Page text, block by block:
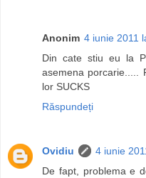
Anonim 4 iunie 2011
Din cate stiu eu la
asemena porcarie.....
lor SUCKS
Răspundeți
Ovidiu
4 iunie
De fapt, problema e